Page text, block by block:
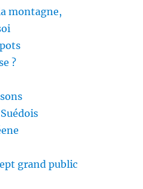
montagne,
?
grand public